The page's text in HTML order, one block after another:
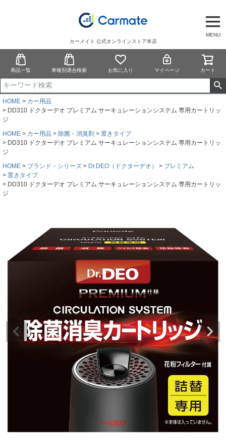
MENU
カーメイト 公式オンラインストア本店
商品一覧 車種別適合検索 お気に入り マイページ カート
HOME
カー用品
DD310 ドクターデオ プレミアム サーキュレーションシステム 専用カートリッ
ジ
HOME
カー用品 除菌・消臭剤
置きタイプ
DD310 ドクターデオ プレミアム サーキュレーションシステム 専用カートリッ
ジ
HOME
ブランド・シリーズ Dr.DEO（ドクターデオ）
プレミアム
置きタイプ
DD310 ドクターデオ プレミアム サーキュレーションシステム 専用カートリッ
ジ